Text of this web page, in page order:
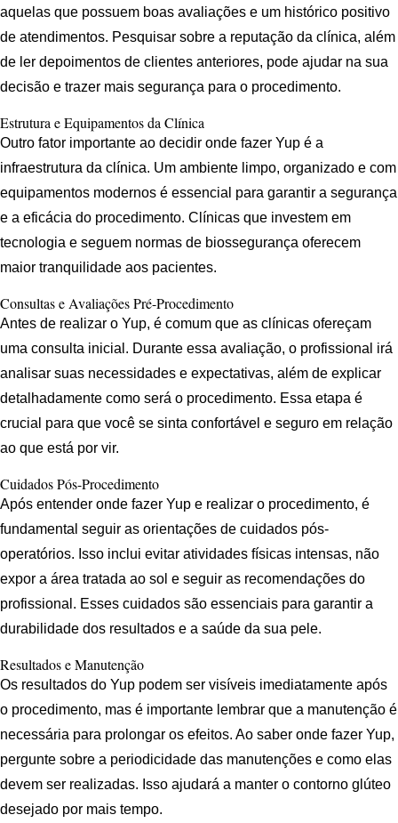
aquelas que possuem boas avaliações e um histórico positivo
de atendimentos. Pesquisar sobre a reputação da clínica, além
de ler depoimentos de clientes anteriores, pode ajudar na sua
decisão e trazer mais segurança para o procedimento.
Estrutura e Equipamentos da Clínica
Outro fator importante ao decidir onde fazer Yup é a
infraestrutura da clínica. Um ambiente limpo, organizado e com
equipamentos modernos é essencial para garantir a segurança
e a eficácia do procedimento. Clínicas que investem em
tecnologia e seguem normas de biossegurança oferecem
maior tranquilidade aos pacientes.
Consultas e Avaliações Pré-Procedimento
Antes de realizar o Yup, é comum que as clínicas ofereçam
uma consulta inicial. Durante essa avaliação, o profissional irá
analisar suas necessidades e expectativas, além de explicar
detalhadamente como será o procedimento. Essa etapa é
crucial para que você se sinta confortável e seguro em relação
ao que está por vir.
Cuidados Pós-Procedimento
Após entender onde fazer Yup e realizar o procedimento, é
fundamental seguir as orientações de cuidados pós-
operatórios. Isso inclui evitar atividades físicas intensas, não
expor a área tratada ao sol e seguir as recomendações do
profissional. Esses cuidados são essenciais para garantir a
durabilidade dos resultados e a saúde da sua pele.
Resultados e Manutenção
Os resultados do Yup podem ser visíveis imediatamente após
o procedimento, mas é importante lembrar que a manutenção é
necessária para prolongar os efeitos. Ao saber onde fazer Yup,
pergunte sobre a periodicidade das manutenções e como elas
devem ser realizadas. Isso ajudará a manter o contorno glúteo
desejado por mais tempo.